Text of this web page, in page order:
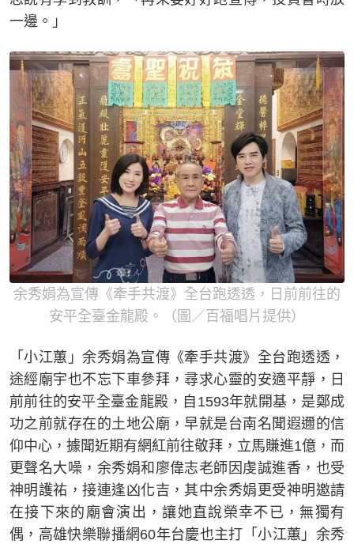
一邊。」
余秀娟為宣傳《牽手共渡》全台跑透透，日前前往的
安平全臺金龍殿。（圖／百福唱片提供）
「小江蕙」余秀娟為宣傳《牽手共渡》全台跑透透，
途經廟宇也不忘下車參拜，尋求心靈的安適平靜，日
前前往的安平全臺金龍殿，自1593年就開基，是鄭成
功之前就存在的土地公廟，早就是台南名聞遐邇的信
仰中心，據聞近期有網紅前往敬拜，立馬賺進1億，而
更聲名大噪，余秀娟和廖偉志老師因虔誠進香，也受
神明護祐，接連逢凶化吉，其中余秀娟更受神明邀請
在接下來的廟會演出，讓她直說榮幸不已，無獨有
偶，高雄快樂聯播網60年台慶也主打「小江蕙」余秀